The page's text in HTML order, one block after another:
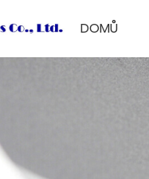
DOMŮ